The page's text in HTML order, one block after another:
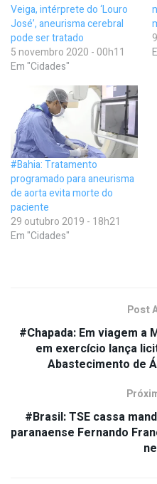
Veiga, intérprete do ‘Louro
José’, aneurisma cerebral
pode ser tratado
5 novembro 2020 - 00h11
Em "Cidades"
#Bahia: Tratamento
programado para aneurisma
de aorta evita morte do
paciente
29 outubro 2019 - 18h21
Em "Cidades"
Post
#Chapada: Em viagem a
em exercício lança
Abastecimento de
#Brasil: TSE cassa
paranaense Fernando